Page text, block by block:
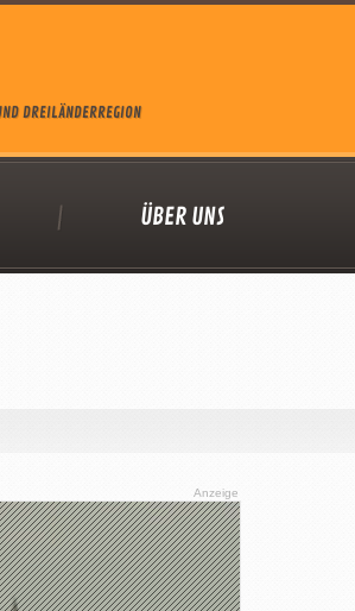
DREILÄNDERREGION
ÜBER UNS
Anzeige